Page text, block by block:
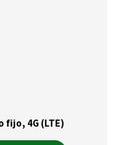
fijo, 4G (LTE)